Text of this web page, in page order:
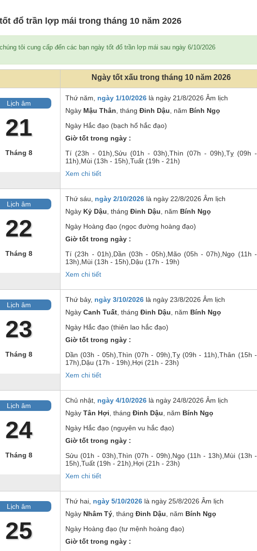
đổ trần lợp mái trong tháng 10 năm 2026
tôi cung cấp đến các bạn ngày tốt đổ trần lợp mái sau ngày 6/10/2026
Ngày tốt xấu trong tháng 10 năm 2026
Lịch âm
21
Tháng 8
Thứ năm, ngày 1/10/2026 là ngày 21/8/2026 Âm lịch
Ngày Mậu Thân , tháng Đinh Dậu , năm Bính Ngọ
Ngày Hắc đạo (bạch hổ hắc đạo)
Giờ tốt trong ngày :
Tí (23h - 01h), Sửu (01h - 03h), Thìn (07h - 09h), Tỵ (09h -
11h), Mùi (13h - 15h), Tuất (19h - 21h)
Xem chi tiết
Lịch âm
22
Tháng 8
Thứ sáu, ngày 2/10/2026 là ngày 22/8/2026 Âm lịch
Ngày Kỷ Dậu , tháng Đinh Dậu , năm Bính Ngọ
Ngày Hoàng đạo (ngọc đường hoàng đạo)
Giờ tốt trong ngày :
Tí (23h - 01h), Dần (03h - 05h), Mão(05h - 07h), Ngọ (11h -
13h), Mùi (13h - 15h), Dậu (17h - 19h)
Xem chi tiết
Lịch âm
23
Tháng 8
Thứ bảy, ngày 3/10/2026 là ngày 23/8/2026 Âm lịch
Ngày Canh Tuất , tháng Đinh Dậu , năm Bính Ngọ
Ngày Hắc đạo (thiên lao hắc đạo)
Giờ tốt trong ngày :
Dần (03h - 05h), Thìn (07h - 09h), Tỵ(09h - 11h),Thân (15h -
17h), Dậu (17h - 19h), Hợi (21h - 23h)
Xem chi tiết
Lịch âm
24
Tháng 8
Chủ nhật, ngày 4/10/2026 là ngày 24/8/2026 Âm lịch
Ngày Tân Hợi , tháng Đinh Dậu , năm Bính Ngọ
Ngày Hắc đạo (nguyên vu hắc đạo)
Giờ tốt trong ngày :
Sửu (01h - 03h), Thìn (07h - 09h), Ngọ(11h - 13h), Mùi (13h -
15h), Tuất (19h - 21h), Hợi (21h - 23h)
Xem chi tiết
Lịch âm
25
Thứ hai, ngày 5/10/2026 là ngày 25/8/2026 Âm lịch
Ngày Nhâm Tý , tháng Đinh Dậu , năm Bính Ngọ
Ngày Hoàng đạo (tư mệnh hoàng đạo)
Giờ tốt trong ngày :